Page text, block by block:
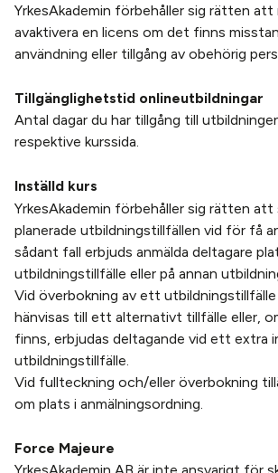
YrkesAkademin förbehåller sig rätten att
avaktivera en licens om det finns
användning eller tillgång av obehörig
Tillgänglighetstid onlineutbildningar
Antal dagar du har tillgång till
respektive kurssida.
Inställd kurs
YrkesAkademin förbehåller sig rätten att
planerade utbildningstillfällen vid för få
sådant fall erbjuds anmälda deltagare
utbildningstillfälle eller på annan
Vid överbokning av ett utbildningstillfälle
hänvisas till ett alternativt tillfälle eller,
finns, erbjudas deltagande vid ett extra
utbildningstillfälle.
Vid fullteckning och/eller överbokning
om plats i anmälningsordning.
Force Majeure
YrkesAkademin AB är inte ansvarigt för